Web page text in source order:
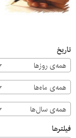
تاریخ
همه‌ی روزها
همه‌ی ماه‌ها
همه‌ی سال‌ها
فیلترها